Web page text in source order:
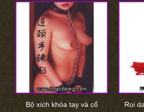
Bộ xích khóa tay và cổ
Roi